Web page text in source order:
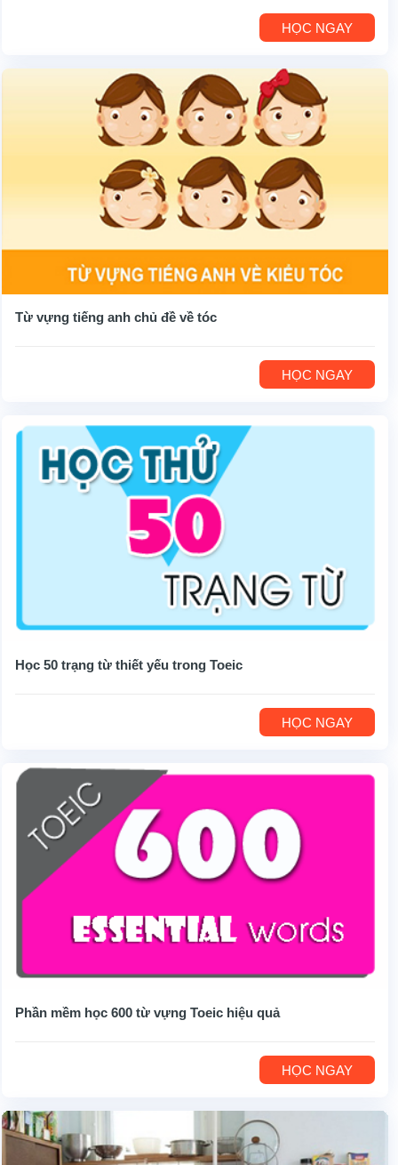
HỌC NGAY
Từ vựng tiếng anh chủ đề về tóc
HỌC NGAY
Học 50 trạng từ thiết yếu trong Toeic
HỌC NGAY
Phần mềm học 600 từ vựng Toeic hiệu quả
HỌC NGAY